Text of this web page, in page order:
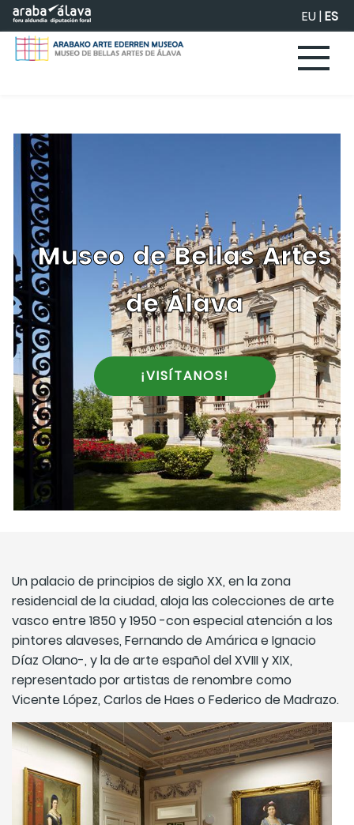
Saltar al contenido principal EU|ES
Museo de Bellas Artes
de Álava
¡VISÍTANOS!
Un palacio de principios de siglo XX, en la zona
residencial de la ciudad, aloja las colecciones de arte
vasco entre 1850 y 1950 -con especial atención a los
pintores alaveses, Fernando de Amárica e Ignacio
Díaz Olano-, y la de arte español del XVIII y XIX,
representado por artistas de renombre como
Vicente López, Carlos de Haes o Federico de Madrazo.